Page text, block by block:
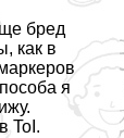
бред
как в
я
ToI.